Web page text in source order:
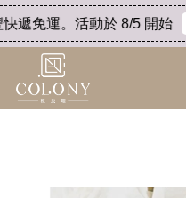
遞免運。活動於 8/5 開始